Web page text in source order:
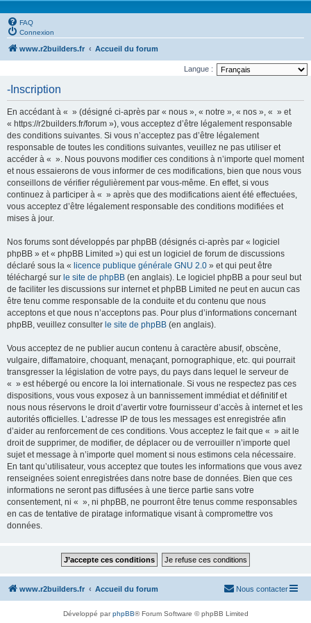
FAQ
Connexion
www.r2builders.fr Accueil du forum
Langue :
-Inscription
En accédant à « » (désigné ci-après par « nous », « notre », « nos », « » et
« https://r2builders.fr/forum »), vous acceptez d’être légalement responsable
des conditions suivantes. Si vous n’acceptez pas d’être légalement
responsable de toutes les conditions suivantes, veuillez ne pas utiliser et
accéder à « ». Nous pouvons modifier ces conditions à n’importe quel moment
et nous essaierons de vous informer de ces modifications, bien que nous vous
conseillons de vérifier régulièrement par vous-même. En effet, si vous
continuez à participer à « » après que des modifications aient été effectuées,
vous acceptez d’être légalement responsable des conditions modifiées et
mises à jour.
Nos forums sont développés par phpBB (désignés ci-après par « logiciel
phpBB » et « phpBB Limited ») qui est un logiciel de forum de discussions
déclaré sous la « licence publique générale GNU 2.0 » et qui peut être
téléchargé sur le site de phpBB (en anglais). Le logiciel phpBB a pour seul but
de faciliter les discussions sur internet et phpBB Limited ne peut en aucun cas
être tenu comme responsable de la conduite et du contenu que nous
acceptons et que nous n’acceptons pas. Pour plus d’informations concernant
phpBB, veuillez consulter le site de phpBB (en anglais).
Vous acceptez de ne publier aucun contenu à caractère abusif, obscène,
vulgaire, diffamatoire, choquant, menaçant, pornographique, etc. qui pourrait
transgresser la législation de votre pays, du pays dans lequel le serveur de
« » est hébergé ou encore la loi internationale. Si vous ne respectez pas ces
dispositions, vous vous exposez à un bannissement immédiat et définitif et
nous nous réservons le droit d’avertir votre fournisseur d’accès à internet et les
autorités officielles. L’adresse IP de tous les messages est enregistrée afin
d’aider au renforcement de ces conditions. Vous acceptez le fait que « » ait le
droit de supprimer, de modifier, de déplacer ou de verrouiller n’importe quel
sujet et message à n’importe quel moment si nous estimons cela nécessaire.
En tant qu’utilisateur, vous acceptez que toutes les informations que vous avez
renseignées soient enregistrées dans notre base de données. Bien que ces
informations ne seront pas diffusées à une tierce partie sans votre
consentement, ni « », ni phpBB, ne pourront être tenus comme responsables
en cas de tentative de piratage informatique visant à compromettre vos
données.
www.r2builders.fr Accueil du forum Nous contacter
Développé parphpBB® Forum Software © phpBB Limited